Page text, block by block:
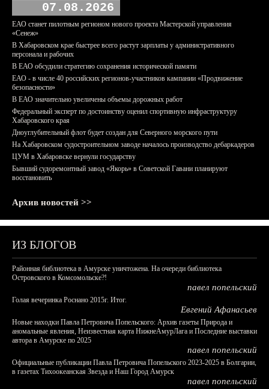
07.08.2026
ЕАО станет пилотным регионом нового проекта Мастерской управления
«Сенеж»
В Хабаровском крае быстрее всего растут зарплаты у административного
персонала и рабочих
В ЕАО обсудили стратегию сохранения исторической памяти
ЕАО - в числе 40 российских регионов-участников кампании «Продвижение
безопасности»
В ЕАО значительно увеличены объемы дорожных работ
Федеральный эксперт по достоинству оценил спортивную инфраструктуру
Хабаровского края
Дноуглубительный флот будет создан для Северного морского пути
На Хабаровском судостроительном заводе началось производство дебаркадеров
ЦУМ в Хабаровске вернули государству
Бывший судоремонтный завод «Якорь» в Советской Гавани планируют
восстановить
Архив новостей >>
ИЗ БЛОГОВ
Районная библиотека в Амурске уничтожена. На очереди библиотека
Островского в Комсомольске?!
павел попельский
Голая вечеринка Роснано 2015г. Итог.
Евгений Афанасьев
Новые находки Павла Петровича Попельского: Архив газеты Природа и
аномальные явления, Неизвестная карта НижнеАмурЛага и Последние выставки
автора в Амурске по 2025
павел попельский
Официальные публикации Павла Петровича Попельского 2023-2025 в Болгарии,
в газетах Тихоокеанская Звезда и Наш Город Амурск
павел попельский